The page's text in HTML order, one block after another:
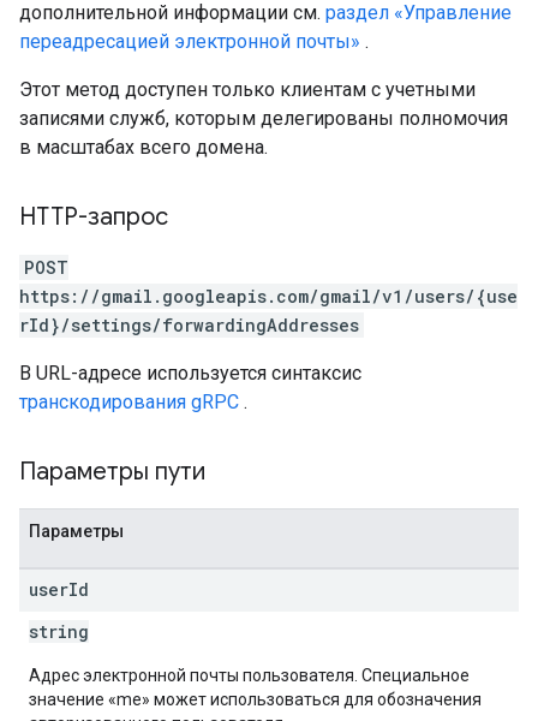
дополнительной информации см. раздел «Управление
переадресацией электронной почты» .
Этот метод доступен только клиентам с учетными
записями служб, которым делегированы полномочия
в масштабах всего домена.
HTTP-запрос
POST
https://gmail.googleapis.com/gmail/v1/users/{use
rId}/settings/forwardingAddresses
В URL-адресе используется синтаксис
транскодирования gRPC .
Параметры пути
Параметры
userId
string
Адрес электронной почты пользователя. Специальное
значение «me» может использоваться для обозначения